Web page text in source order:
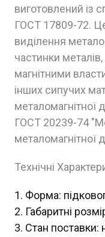
виготовлений із
ГОСТ 17809-72.
виділення
частинки
магнітними
інших сипучих
металомагнітної
ГОСТ 20239-74
металомагнітної
Технічні
Форма:
Габаритні
Стан поставки: